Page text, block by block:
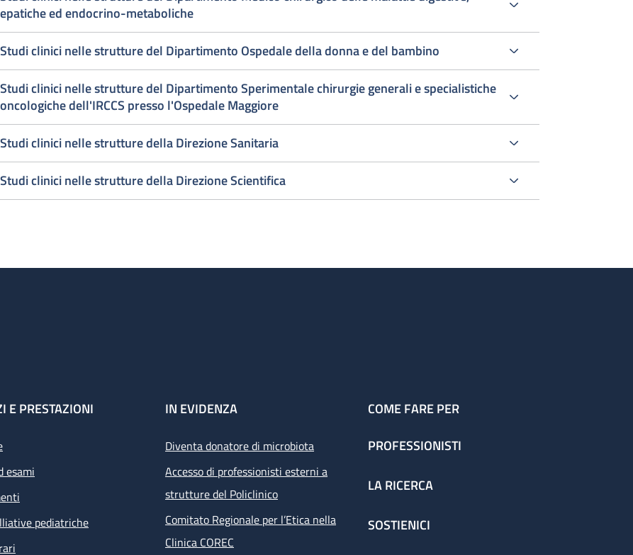
epatiche ed endocrino-metaboliche
Studi clinici nelle strutture del Dipartimento Ospedale della donna e del bambino
Studi clinici nelle strutture del Dipartimento Sperimentale chirurgie generali e specialistiche
oncologiche dell'IRCCS presso l'Ospedale Maggiore
Studi clinici nelle strutture della Direzione Sanitaria
Studi clinici nelle strutture della Direzione Scientifica
E PRESTAZIONI
esami
pediatriche
IN EVIDENZA
Diventa donatore di microbiota
Accesso di professionisti esterni a
strutture del Policlinico
Comitato Regionale per l’Etica nella
Clinica COREC
COME FARE PER
PROFESSIONISTI
LA RICERCA
SOSTIENICI